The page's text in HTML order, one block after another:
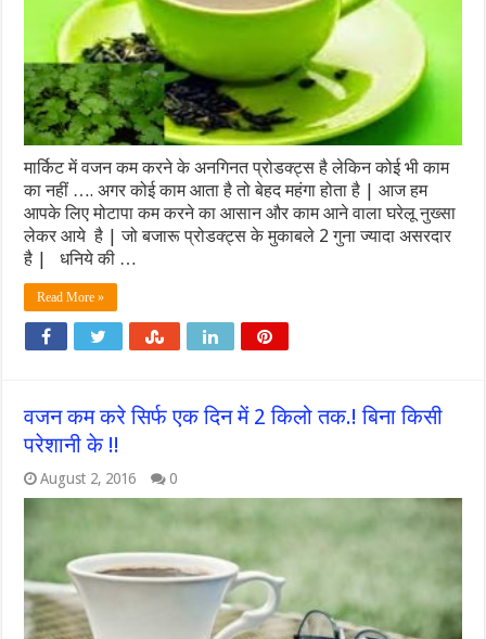
मार्किट में वजन कम करने के अनगिनत प्रोडक्ट्स है लेकिन कोई भी काम
का नहीं …. अगर कोई काम आता है तो बेहद महंगा होता है | आज हम
आपके लिए मोटापा कम करने का आसान और काम आने वाला घरेलू नुख्सा
लेकर आये है | जो बजारू प्रोडक्ट्स के मुकाबले 2 गुना ज्यादा असरदार
है | धनिये की …
Read More »
वजन कम करे सिर्फ एक दिन में 2 किलो तक.! बिना किसी
परेशानी के !!
August 2, 2016 0